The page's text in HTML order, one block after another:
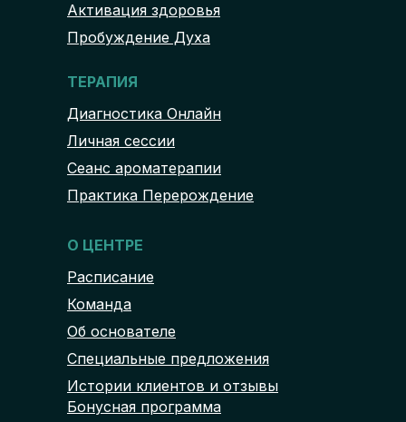
Сеанс ароматерапии
ТЕРАПИЯ
Диагностика Онлайн
Личная сессии
Практика Перерождение
О ЦЕНТРЕ
Команда
Бонусная программа
Специальные предложения
Об основателе
Расписание
Активация здоровья
Истории клиентов и отзывы
Пробуждение Духа